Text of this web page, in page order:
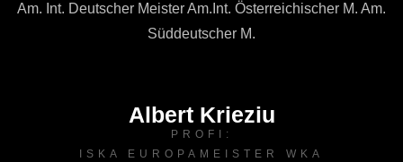
Am. Int. Deutscher Meister Am.Int. Österreichischer M. Am.
Süddeutscher M.
Albert Krieziu
PROFI:
ISKA EUROPAMEISTER WKA